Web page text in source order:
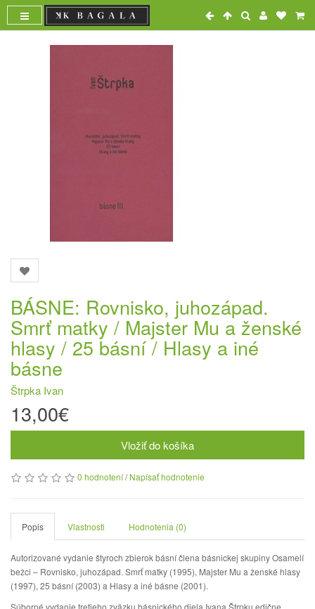
BÁSNE: Rovnisko, juhozápad.
Smrť matky / Majster Mu a ženské
hlasy / 25 básní / Hlasy a iné
básne
Štrpka Ivan
13,00€
Vložiť do košíka
0 hodnotení/Napísať hodnotenie
Popis Vlastnosti Hodnotenia (0)
Autorizované vydanie štyroch zbierok básní člena básnickej skupiny Osamelí
bežci – Rovnisko, juhozápad. Smrť matky (1995), Majster Mu a ženské hlasy
(1997), 25 básní (2003) a Hlasy a iné básne (2001).
Súborné vydanie tretieho zväzku básnického diela Ivana Štrpku edične